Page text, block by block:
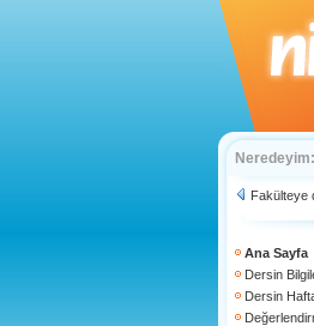
Neredeyim:
Fakülteye
Ana Sayfa
Dersin
Dersin